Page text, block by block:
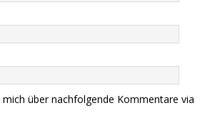
mich über nachfolgende Kommentare via